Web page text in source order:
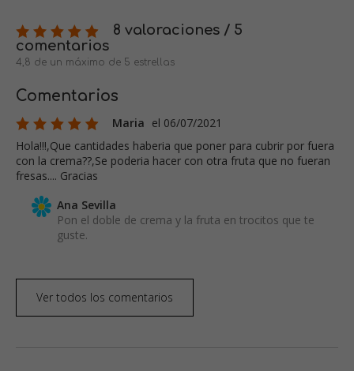
8 valoraciones / 5
comentarios
4,8 de un máximo de 5 estrellas
Comentarios
Maria el 06/07/2021
Hola!!!,Que cantidades haberia que poner para cubrir por fuera
con la crema??,Se poderia hacer con otra fruta que no fueran
fresas.... Gracias
Ana Sevilla
Pon el doble de crema y la fruta en trocitos que te
guste.
Ver todos los comentarios